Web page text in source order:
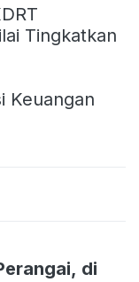
Tingkatkan
Keuangan
di